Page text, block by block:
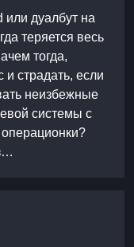
или дуалбут на
теряется весь
тогда,
и страдать, если
неизбежные
системы с